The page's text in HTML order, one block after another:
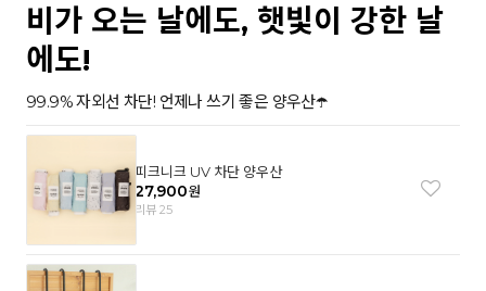
비가 오는 날에도, 햇빛이 강한 날
에도!
99.9% 자외선 차단! 언제나 쓰기 좋은 양우산☂️
피크니크 UV 차단 양우산
27,900원
리뷰 25